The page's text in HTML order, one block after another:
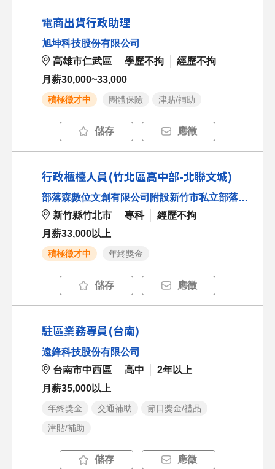
電商出貨行政助理
旭坤科技股份有限公司
高雄市仁武區
學歷不拘
經歷不拘
月薪30,000~33,000
積極徵才中 團體保險 津貼/補助
儲存 應徵
行政櫃檯人員(竹北區高中部-北聯文城)
部落森數位文創有限公司附設新竹市私立部落森文理短期補習班
新竹縣竹北市
專科
經歷不拘
月薪33,000以上
積極徵才中 年終獎金
儲存 應徵
駐區業務專員(台南)
遠鋒科技股份有限公司
台南市中西區
高中
2年以上
月薪35,000以上
年終獎金 交通補助
節日獎金/禮品
津貼/補助
儲存 應徵